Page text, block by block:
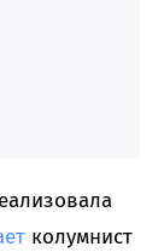
колумнист